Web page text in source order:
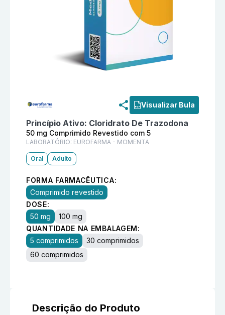
Visualizar Bula
Princípio Ativo: Cloridrato De Trazodona
50 mg Comprimido Revestido com 5
LABORATÓRIO: EUROFARMA - MOMENTA
Oral Adulto
FORMA FARMACÊUTICA:
Comprimido revestido
DOSE:
50 mg
100 mg
QUANTIDADE NA EMBALAGEM:
5 comprimidos
30 comprimidos
60 comprimidos
Descrição do Produto